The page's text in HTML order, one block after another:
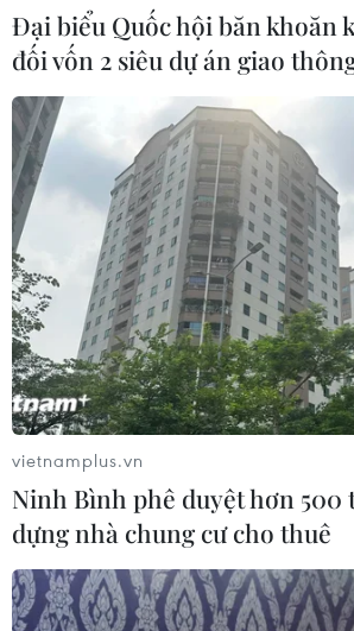
#Bahrain #Iran
#nối lại quan hệ
#khôi phục quan hệ ngoại giao
Theo dõi VietnamPlus
Đại biểu Quốc hội băn khoăn
đối vốn 2 siêu dự án giao
vietnamplus.vn
Ninh Bình phê duyệt hơn 500
dựng nhà chung cư cho thuê